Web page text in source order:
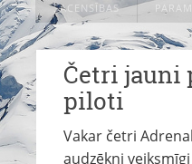
SACENSĪBAS
Četri jauni
piloti
Vakar četri
audzēkņi